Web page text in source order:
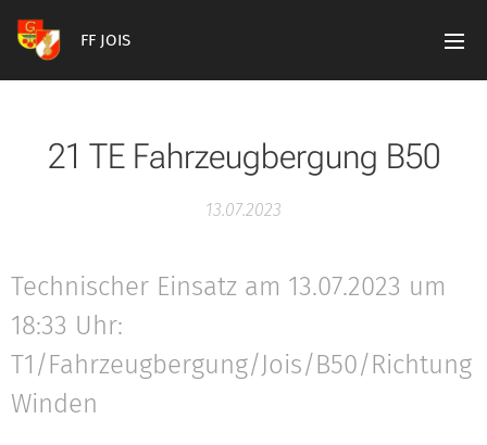
FF JOIS
21 TE Fahrzeugbergung B50
13.07.2023
Technischer Einsatz am 13.07.2023 um
18:33 Uhr:
T1/Fahrzeugbergung/Jois/B50/Richtung
Winden